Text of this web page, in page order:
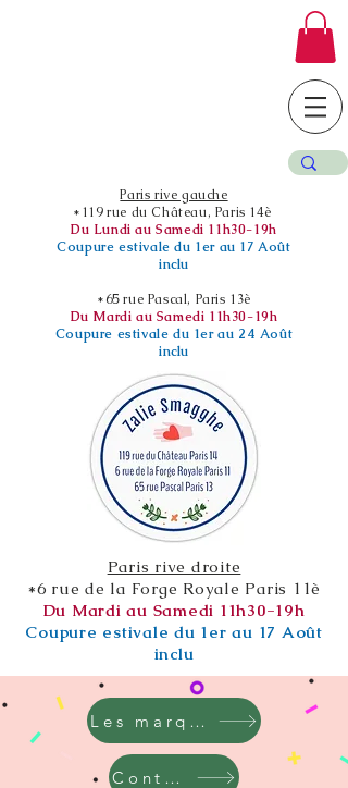
Paris rive gauche
*119 rue du Château, Paris 14è
Du Lundi au Samedi 11h30-19h
Coupure estivale du 1er au 17 Août
inclu
*65 rue Pascal, Paris 13è
Du Mardi au Samedi 11h30-19h
Coupure estivale du 1er au 24 Août
inclu
Paris rive droite
*6 rue de la Forge Royale Paris 11è
Du Mardi au Samedi 11h30-19h
Coupure estivale du 1er au 17 Août
inclu
Les marques
Contact